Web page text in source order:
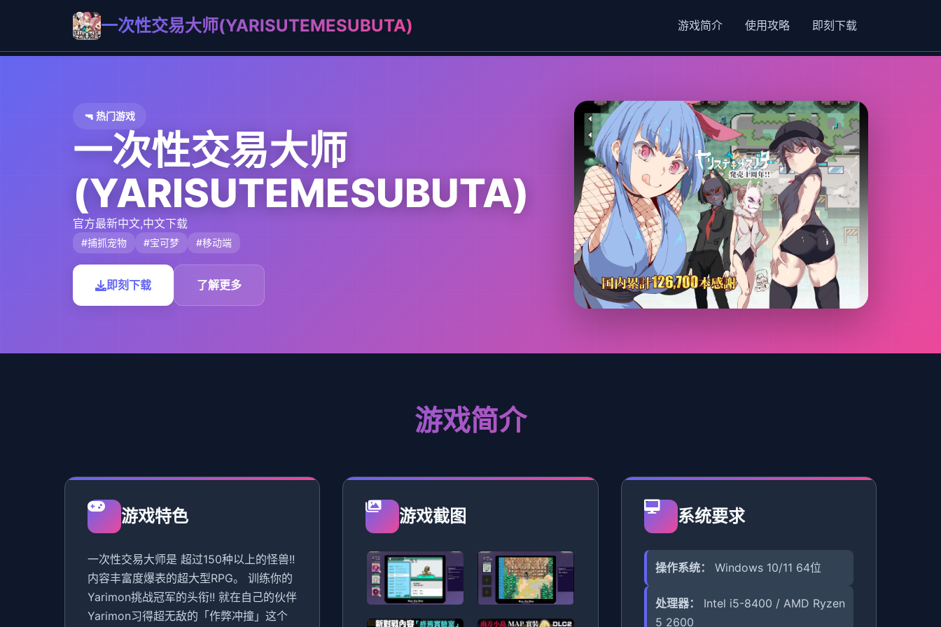
一次性交易大师(YARISUTEMESUBUTA) 游戏简介 使用攻略 即刻下载
🔫 热门游戏
一次性交易大师
(YARISUTEMESUBUTA)
官方最新中文,中文下载
#捕抓宠物 #宝可梦 #移动端
即刻下载 了解更多
游戏简介
游戏特色
一次性交易大师是 超过150种以上的怪兽!!
内容丰富度爆表的超大型RPG。 训练你的
Yarimon挑战冠军的头衔!! 就在自己的伙伴
Yarimon习得超无敌的「作弊冲撞」这个
游戏截图 系统要求
操作系统： Windows 10/11 64位
处理器：
Intel i5-8400 / AMD Ryzen
5 2600